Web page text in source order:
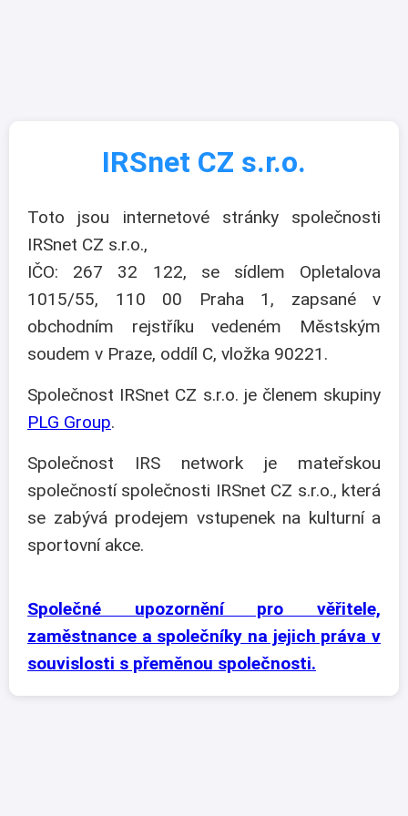
IRSnet CZ s.r.o.
Toto jsou internetové stránky společnosti
IRSnet CZ s.r.o.,
IČO: 267 32 122, se sídlem Opletalova
1015/55, 110 00 Praha 1, zapsané v
obchodním rejstříku vedeném Městským
soudem v Praze, oddíl C, vložka 90221.
Společnost IRSnet CZ s.r.o. je členem skupiny
PLG Group.
Společnost IRS network je mateřskou
společností společnosti IRSnet CZ s.r.o., která
se zabývá prodejem vstupenek na kulturní a
sportovní akce.
Společné upozornění pro věřitele,
zaměstnance a společníky na jejich práva v
souvislosti s přeměnou společnosti.